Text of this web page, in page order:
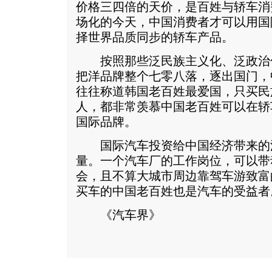
价格三四倍的天价，是百姓与轿车
场化的今天，中国消费者才可以用
择世界品质同步的轿车产品。
按照那些泛民族主义化、泛政治
把洋品牌整个七零八落，逐出国门
往往称道韩国老百姓最爱国，只买
人，都非常羡慕中国老百姓可以在
国际品牌。
国际汽车投资给中国经济带来的
量。一个汽车厂的工作岗位，可以
会，且不算大城市周边靠驾车游致
买车的中国老百姓也是汽车的受益
《汽车界》